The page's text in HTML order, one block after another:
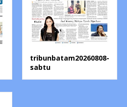
tribunbatam20260808-
sabtu